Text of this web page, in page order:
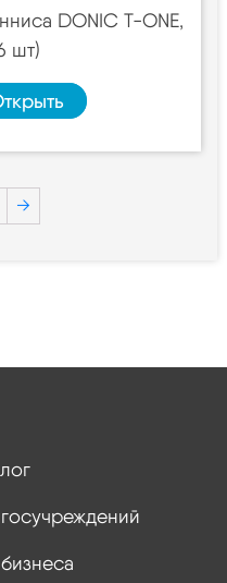
DONIC T-ONE,
шт)
→